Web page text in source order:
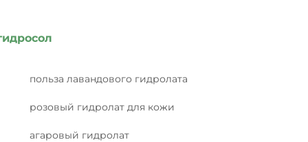
польза лавандового гидролата
розовый гидролат для кожи
агаровый гидролат